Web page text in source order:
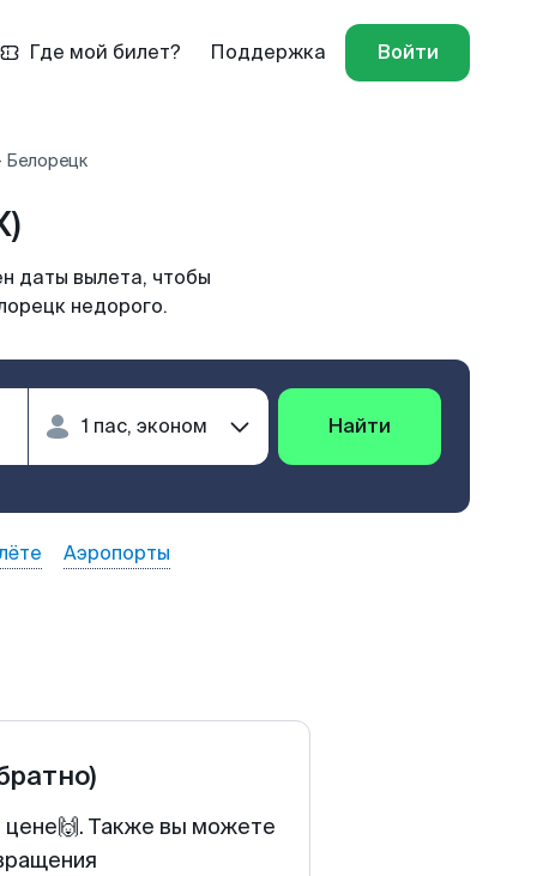
Где мой билет? Поддержка Войти
Белорецк
даты вылета, чтобы
недорого.
Найти
Аэропорты
цене🙌. Также вы можете